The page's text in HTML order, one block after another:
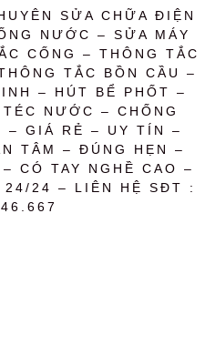
SỬA CHỮA ĐIỆN
NƯỚC – SỬA MÁY
CỐNG – THÔNG TẮC
TẮC BỒN CẦU –
– HÚT BỂ PHỐT –
NƯỚC – CHỐNG
– GIÁ RẺ – UY TÍN –
TÂM – ĐÚNG HẸN –
CÓ TAY NGHỀ CAO –
24/24 – LIÊN HỆ SĐT :